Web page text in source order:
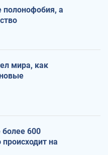
полонофобия, а
мира, как
600
на